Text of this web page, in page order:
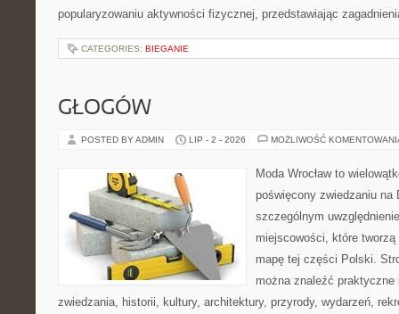
popularyzowaniu aktywności fizycznej, przedstawiając
CATEGORIES: BIEGANIE
GŁOGÓW
POSTED BY ADMIN LIP - 2 - 2026 MOŻLIWOŚĆ
Moda Wrocław to
poświęcony zwiedzaniu na
szczególnym
miejscowości, które
mapę tej części Polski.
można znaleźć
zwiedzania, historii, kultury, architektury, przyrody, wydarzeń,